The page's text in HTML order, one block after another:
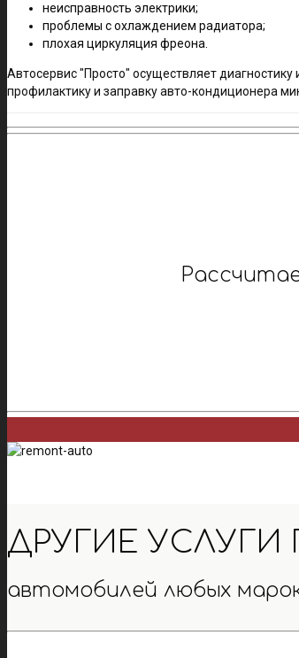
неисправность электрики;
проблемы с охлаждением радиатора;
плохая циркуляция фреона.
Автосервис "Просто" осуществляет
профилактику и заправку авто-кондиционера
ДРУГИЕ УСЛУГИ
автомобилей любых